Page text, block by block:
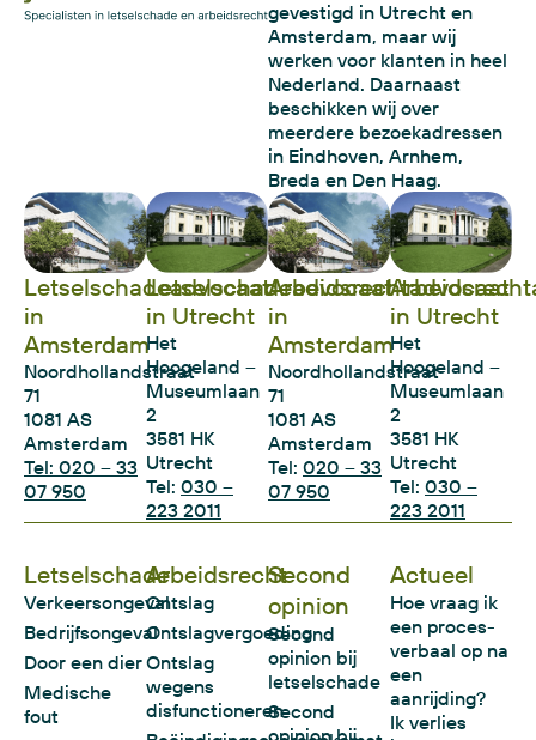
gevestigd in Utrecht en
Amsterdam, maar wij
werken voor klanten in heel
Nederland. Daarnaast
beschikken wij over
meerdere bezoekadressen
in Eindhoven, Arnhem,
Breda en Den Haag.
Letselschadeadvocaat
in
Amsterdam
Noordhollandstraat
71
1081 AS
Amsterdam
Tel: 020 – 33
07 950
Letselschadeadvocaat
in Utrecht
Het
Hoogeland –
Museumlaan
2
3581 HK
Utrecht
Tel: 030 –
223 2011
Arbeidsrechtadvocaat
in
Amsterdam
Noordhollandstraat
71
1081 AS
Amsterdam
Tel: 020 – 33
07 950
in Utrecht
Het
Hoogeland –
Museumlaan
2
3581 HK
Utrecht
Tel: 030 –
223 2011
Letselschade
Verkeersongeval
Bedrijfsongeval
Door een dier
Medische
fout
Arbeidsrecht
Ontslag
Ontslagvergoeding
Ontslag
wegens
disfunctioneren
Second
opinion
Second
opinion bij
letselschade
Second
opinion bij
Actueel
Hoe vraag ik
een proces-
verbaal op na
een
aanrijding?
Ik verlies